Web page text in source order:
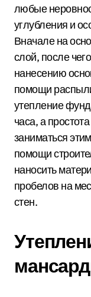
любые
углубления и
Вначале на
слой, после
нанесению
помощи
утепление
часа, а
заниматься
помощи
наносить
пробелов на
стен.